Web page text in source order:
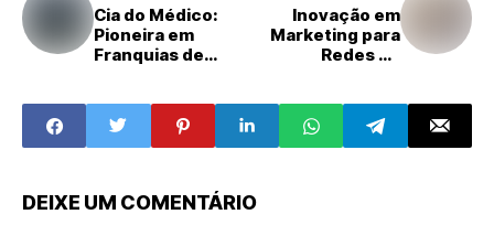
Cia do Médico:
Pioneira em
Franquias de
de Serviço e
Locação em
Medical Centers
Inovação em
Marketing para
Redes de
DEIXE UM COMENTÁRIO